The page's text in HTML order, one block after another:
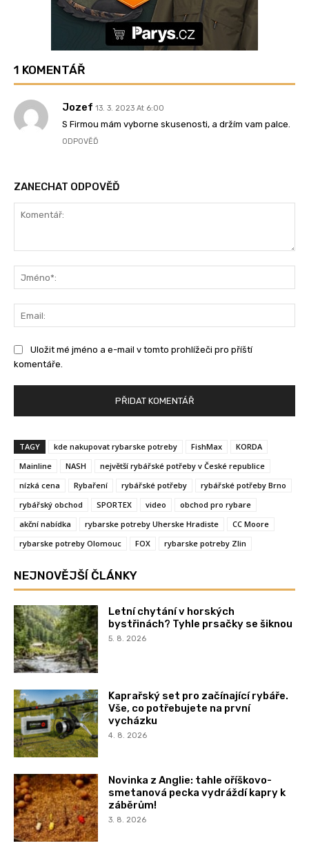
1 KOMENTÁŘ
Jozef 13. 3. 2023 At 6:00
S Firmou mám vyborne skusenosti, a držím vam palce.
ODPOVĚĎ
ZANECHAT ODPOVĚĎ
Uložit mé jméno a e-mail v tomto prohlížeči pro příští
komentáře.
TAGY kde nakupovat rybarske potreby FishMax
KORDA
Mainline
NASH
největší rybářské potřeby v České republice
nízká cena
Rybaření rybářské potřeby
rybářské potřeby Brno
rybářský obchod
SPORTEX video
obchod pro rybare
akční nabídka
rybarske potreby Uherske Hradiste
CC Moore
rybarske potreby Olomouc
FOX rybarske potreby Zlin
NEJNOVĚJŠÍ ČLÁNKY
Letní chytání v horských
bystřinách? Tyhle prsačky se šiknou
5. 8. 2026
Kaprařský set pro začínající rybáře.
Vše, co potřebujete na první
vycházku
4. 8. 2026
Novinka z Anglie: tahle oříškovo-
smetanová pecka vydráždí kapry k
záběrům!
3. 8. 2026